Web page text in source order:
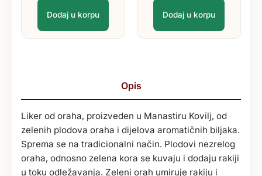
Dodaj u korpu Dodaj u korpu
Opis
Liker od oraha, proizveden u Manastiru Kovilj, od
zelenih plodova oraha i dijelova aromatičnih biljaka.
Sprema se na tradicionalni način. Plodovi nezrelog
oraha, odnosno zelena kora se kuvaju i dodaju rakiji
u toku odležavanja. Zeleni orah umiruje rakiju i